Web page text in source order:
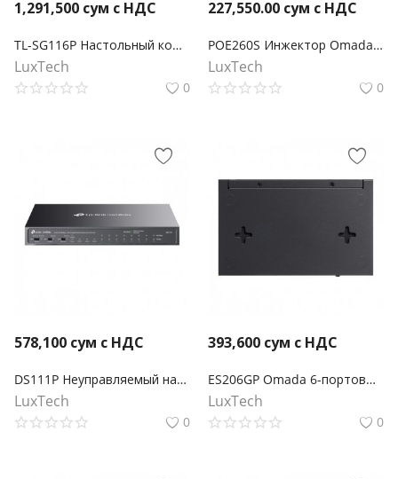
1,291,500 сум с НДС
TL-SG116P Настольный коммутатор с 16 гигабитными портами PoE+
LuxTech
0
227,550.00 сум с НДС
POE260S Инжектор Omada PoE+ 2,5 Гбит/с
LuxTech
0
578,100 сум с НДС
DS111P Неуправляемый настольный коммутатор Omada с 8 портами 10/100 Мбит/с и 3 гигабитными портами с 8 портами PoE+
LuxTech
0
393,600 сум с НДС
ES206GP Omada 6-портовый гигабитный Easy Managed коммутатор с 4 портами PoE+
LuxTech
0